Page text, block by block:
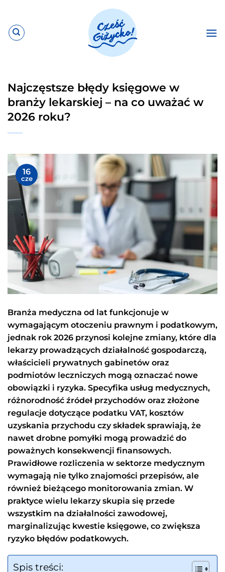
zawartości
Najczęstsze błędy księgowe w
branży lekarskiej – na co uważać w
2026 roku?
16
cze
Branża medyczna od lat funkcjonuje w
wymagającym otoczeniu prawnym i podatkowym,
jednak rok 2026 przynosi kolejne zmiany, które dla
lekarzy prowadzących działalność gospodarczą,
właścicieli prywatnych gabinetów oraz
podmiotów leczniczych mogą oznaczać nowe
obowiązki i ryzyka. Specyfika usług medycznych,
różnorodność źródeł przychodów oraz złożone
regulacje dotyczące podatku VAT, kosztów
uzyskania przychodu czy składek sprawiają, że
nawet drobne pomyłki mogą prowadzić do
poważnych konsekwencji finansowych.
Prawidłowe rozliczenia w sektorze medycznym
wymagają nie tylko znajomości przepisów, ale
również bieżącego monitorowania zmian. W
praktyce wielu lekarzy skupia się przede
wszystkim na działalności zawodowej,
marginalizując kwestie księgowe, co zwiększa
ryzyko błędów podatkowych.
Spis treści: